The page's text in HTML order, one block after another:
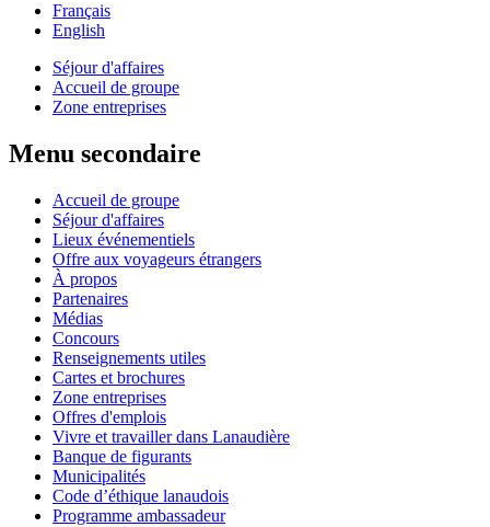
Français
English
Séjour d'affaires
Accueil de groupe
Zone entreprises
Menu secondaire
Accueil de groupe
Séjour d'affaires
Lieux événementiels
Offre aux voyageurs étrangers
À propos
Partenaires
Médias
Concours
Renseignements utiles
Cartes et brochures
Zone entreprises
Offres d'emplois
Vivre et travailler dans Lanaudière
Banque de figurants
Municipalités
Code d’éthique lanaudois
Programme ambassadeur